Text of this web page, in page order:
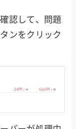
認して、問題
ンをクリック